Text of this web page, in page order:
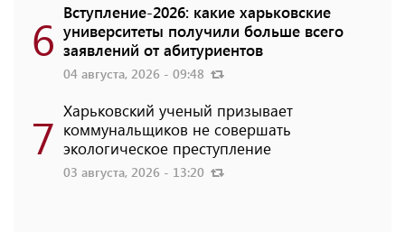
6 Вступление-2026: какие харьковские
университеты получили больше всего
заявлений от абитуриентов
04 августа, 2026 - 09:48
7 Харьковский ученый призывает
коммунальщиков не совершать
экологическое преступление
03 августа, 2026 - 13:20